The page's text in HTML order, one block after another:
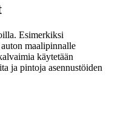
Esimerkiksi
maalipinnalle
käytetään
ja pintoja asennustöiden